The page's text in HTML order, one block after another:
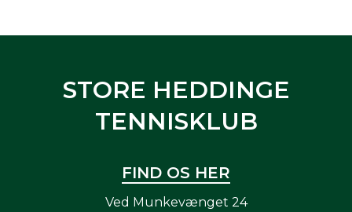
STORE HEDDINGE
TENNISKLUB
FIND OS HER
Ved Munkevænget 24